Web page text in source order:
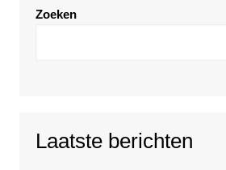
Zoeken
Laatste berichten